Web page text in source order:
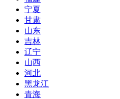
宁夏
甘肃
山东
吉林
辽宁
山西
河北
黑龙江
青海